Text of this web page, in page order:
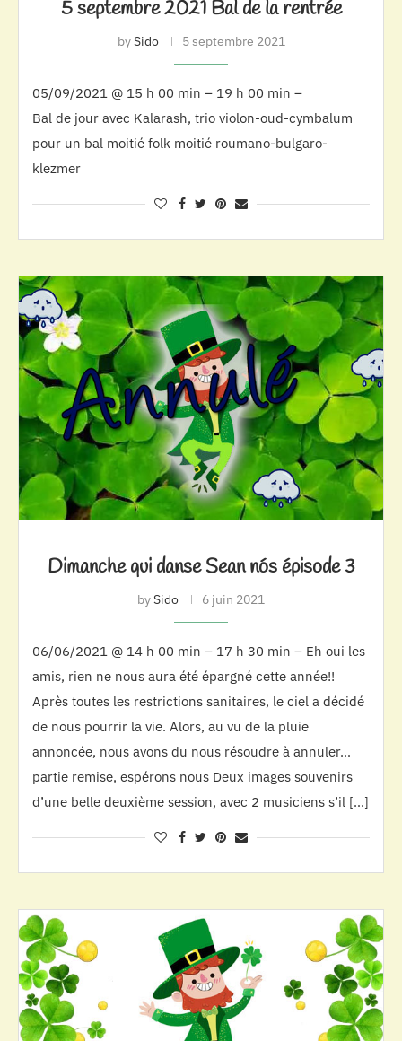
5 septembre 2021 Bal de la rentrée
bySido 5 septembre 2021
05/09/2021 @ 15 h 00 min – 19 h 00 min –
Bal de jour avec Kalarash, trio violon-oud-cymbalum
pour un bal moitié folk moitié roumano-bulgaro-
klezmer
Dimanche qui danse Sean nós épisode 3
bySido 6 juin 2021
06/06/2021 @ 14 h 00 min – 17 h 30 min – Eh oui les
amis, rien ne nous aura été épargné cette année!!
Après toutes les restrictions sanitaires, le ciel a décidé
de nous pourrir la vie. Alors, au vu de la pluie
annoncée, nous avons du nous résoudre à annuler…
partie remise, espérons nous Deux images souvenirs
d’une belle deuxième session, avec 2 musiciens s’il […]